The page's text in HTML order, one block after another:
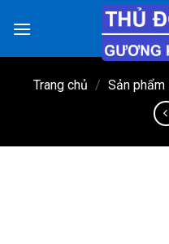
đến
Trang chủ / Sản phẩm